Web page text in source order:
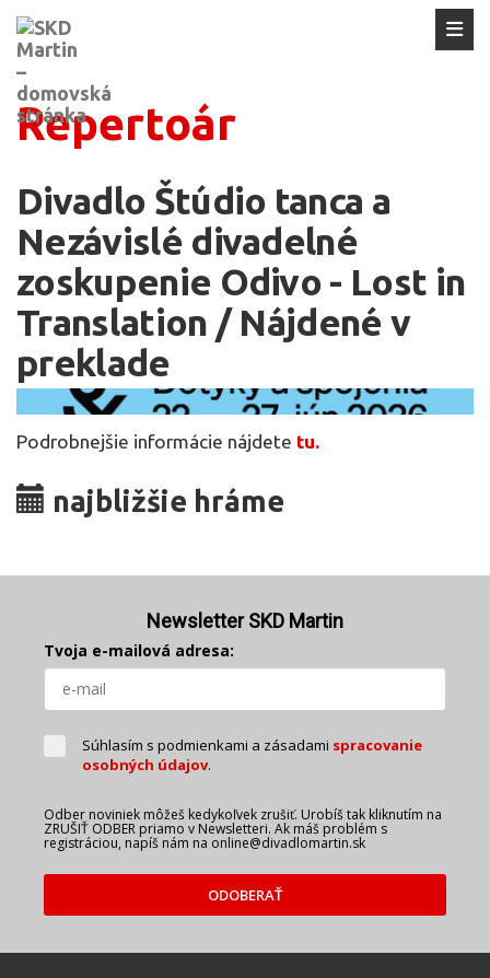
Repertoár
Divadlo Štúdio tanca a
Nezávislé divadelné
zoskupenie Odivo - Lost in
Translation / Nájdené v
preklade
Podrobnejšie informácie nájdete tu.
najbližšie hráme
Newsletter SKD Martin
Tvoja e-mailová adresa:
Súhlasím s podmienkami a zásadami spracovanie
osobných údajov.
Odber noviniek môžeš kedykoľvek zrušiť. Urobíš tak kliknutím na
ZRUŠIŤ ODBER priamo v Newsletteri. Ak máš problém s
registráciou, napíš nám na online@divadlomartin.sk
ODOBERAŤ